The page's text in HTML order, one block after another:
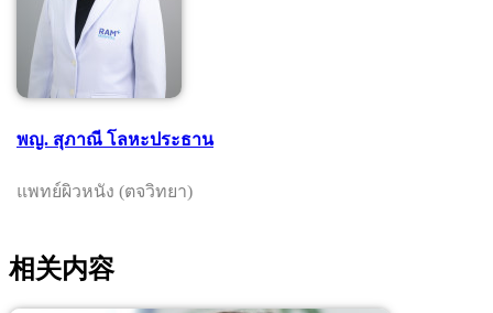
พญ. สุภาณี โลหะประธาน
แพทย์ผิวหนัง (ตจวิทยา)
相关内容